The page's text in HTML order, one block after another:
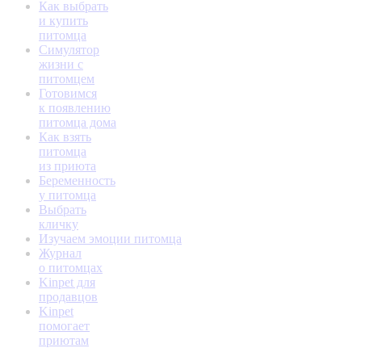
Как выбрать
и купить
питомца
Симулятор
жизни с
питомцем
Готовимся
к появлению
питомца дома
Как взять
питомца
из приюта
Беременность
у питомца
Выбрать
кличку
Изучаем эмоции питомца
Журнал
о питомцах
Kinpet для
продавцов
Kinpet
помогает
приютам